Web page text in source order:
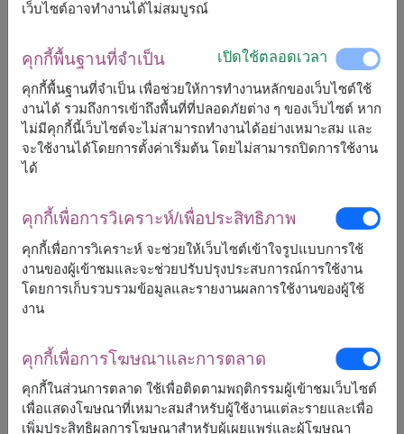
บทสรุป
กับคนที่คุณรักก็สามารถนำเอาผลไม้ทั้ง 5 ชนิดนี้
ไปใส่รวมเอาไว้ได้เลย หรือใครอยากจะจัดแยก
เฉพาะก็ไม่มีปัญหา รับรองว่าต้องประทับใจ แถม
ยังได้ประโยชน์จากสารอาหารดีๆ อีกด้วย
เลือกซื้อกระเช้าผลไม้เพื่อคนสำคัญของคุณ ได้ทุก
เว็บไซต์อาจทำงานได้ไม่สมบูรณ์
คุกกี้พื้นฐานที่จำเป็น เปิดใช้ตลอดเวลา
คุกกี้พื้นฐานที่จำเป็น เพื่อช่วยให้การทำงานหลักของเว็บไซต์ใช้
งานได้ รวมถึงการเข้าถึงพื้นที่ที่ปลอดภัยต่าง ๆ ของเว็บไซต์ หาก
ไม่มีคุกกี้นี้เว็บไซต์จะไม่สามารถทำงานได้อย่างเหมาะสม และ
จะใช้งานได้โดยการตั้งค่าเริ่มต้น โดยไม่สามารถปิดการใช้งาน
ได้
คุกกี้เพื่อการวิเคราะห์/เพื่อประสิทธิภาพ
คุกกี้เพื่อการวิเคราะห์ จะช่วยให้เว็บไซต์เข้าใจรูปแบบการใช้
งานของผู้เข้าชมและจะช่วยปรับปรุงประสบการณ์การใช้งาน
โดยการเก็บรวบรวมข้อมูลและรายงานผลการใช้งานของผู้ใช้
งาน
คุกกี้เพื่อการโฆษณาและการตลาด
คุกกี้ในส่วนการตลาด ใช้เพื่อติดตามพฤติกรรมผู้เข้าชมเว็บไซต์
เพื่อแสดงโฆษณาที่เหมาะสมสำหรับผู้ใช้งานแต่ละรายและเพื่อ
เพิ่มประสิทธิผลการโฆษณาสำหรับผู้เผยแพร่และผู้โฆษณา